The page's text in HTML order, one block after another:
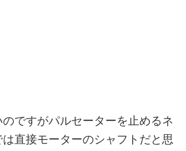
ですがパルセーターを止めるネ
直接モーターのシャフトだと思